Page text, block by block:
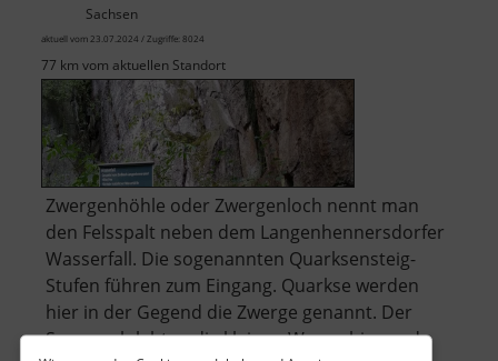
Sachsen
aktuell vom 23.07.2024 / Zugriffe: 8024
77 km vom aktuellen Standort
Zwergenhöhle oder Zwergenloch nennt man
den Felsspalt neben dem Langenhennersdorfer
Wasserfall. Die sogenannten Quarksensteig-
Stufen führen zum Eingang. Quarkse werden
hier in der Gegend die Zwerge genannt. Der
Sage nach lebten die kleinen Wesen hier und